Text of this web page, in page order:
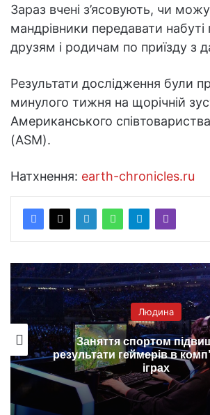
Зараз вчені з’ясовують, чи
мандрівники передавати набуті
друзям і родичам по приїзду з
Результати дослідження були
минулого тижня на щорічній
Американського співтовариства
(ASM).
Натхнення: earth-chronicles.ru
Людина
Заняття спортом
результати геймерів в
іграх